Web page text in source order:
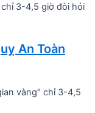
3-4,5 giờ đòi hỏi
An Toàn
vàng” chỉ 3-4,5